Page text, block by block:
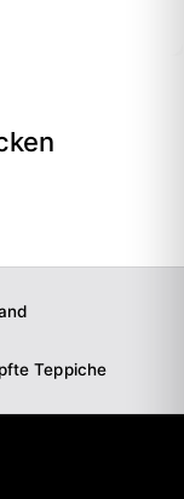
Teppiche